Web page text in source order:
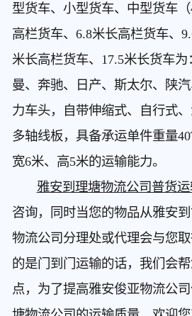
型货车、小型货车、中型货车
高栏货车、6.8米长高栏货车、
米长高栏货车、17.5米长货车
曼、奔驰、日产、斯太尔、陕
力车头，自带伸缩式、自行式、
多轴线板，具备承运单件重量
宽6米、高5米的运输能力。
雅安到理塘物流公司普货
咨询，同时当您的物品从雅安
物流公司分理处或代理会与您
的是门到门运输的话，我们会
点，为了提高雅安俊亚物流公